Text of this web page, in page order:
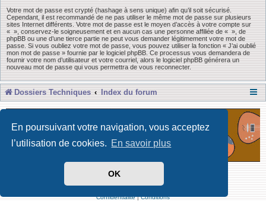
En poursuivant votre navigation, vous acceptez
l’utilisation de cookies. En savoir plus
OK
Votre mot de passe est crypté (hashage à sens unique) afin qu’il soit sécurisé.
Cependant, il est recommandé de ne pas utiliser le même mot de passe sur plusieurs
sites Internet différents. Votre mot de passe est le moyen d’accès à votre compte sur
« », conservez-le soigneusement et en aucun cas une personne affiliée de « », de
phpBB ou une d’une tierce partie ne peut vous demander légitimement votre mot de
passe. Si vous oubliez votre mot de passe, vous pouvez utiliser la fonction « J’ai oublié
mon mot de passe » fournie par le logiciel phpBB. Ce processus vous demandera de
fournir votre nom d’utilisateur et votre courriel, alors le logiciel phpBB générera un
nouveau mot de passe qui vous permettra de vous reconnecter.
Dossiers Techniques Index du forum
Développé par Forum Software © phpBB Limited
Traduit par phpBB-fr
Confidentialité|Conditions